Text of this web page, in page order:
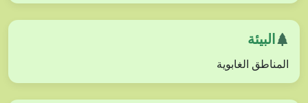
البيئة
المناطق الغابوية